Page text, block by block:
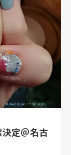
定＠名古